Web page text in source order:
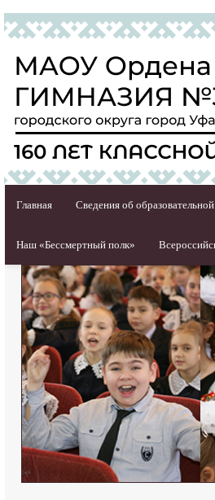
Главная Сведения об
Наш «Бессмертный полк»